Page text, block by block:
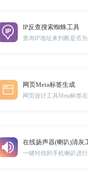
IP反查搜索蜘蛛工具
查询IP地址来判断是否为
网页Meta标签生成
网页设计工具Meta标签
在线扬声器(喇叭)清灰
一键对你的手机喇叭进